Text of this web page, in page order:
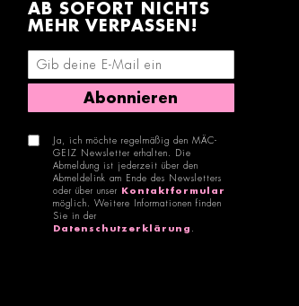
AB SOFORT NICHTS
MEHR VERPASSEN!
E-Mail-Adresse eingeben
Abonnieren
Ja, ich möchte regelmäßig den MÄC-
GEIZ Newsletter erhalten. Die
Abmeldung ist jederzeit über den
Abmeldelink am Ende des Newsletters
oder über unser
Kontaktformular
möglich. Weitere Informationen finden
Sie in der
Datenschutzerklärung .